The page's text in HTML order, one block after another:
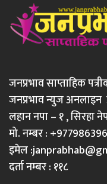
जनप्रभाव साप्ताहिक
जनप्रभाव न्युज
लहान नपा – १ , सिरहा
मो. नम्बर :
इमेल :
दर्ता नम्बर : ११८